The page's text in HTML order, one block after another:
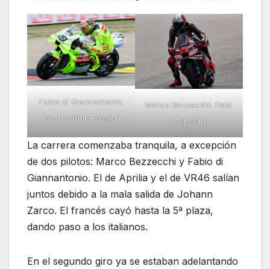
Fabio di Giannantonio.
Foto: FormulaPassion
Marco Bezzecchi. Foto:
MotoSan
La carrera comenzaba tranquila, a excepción
de dos pilotos: Marco Bezzecchi y Fabio di
Giannantonio. El de Aprilia y el de VR46 salían
juntos debido a la mala salida de Johann
Zarco. El francés cayó hasta la 5ª plaza,
dando paso a los italianos.
En el segundo giro ya se estaban adelantando